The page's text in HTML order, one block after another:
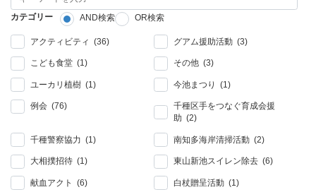
カテゴリー AND検索 OR検索
アクティビティ (36) グアム援助活動 (3)
こども食堂 (1) その他 (3)
ユーカリ植樹 (1) 今池まつり (1)
例会 (76)
千種区手をつなぐ育成会援
助 (2)
千種警察協力 (1) 南知多海岸清掃活動 (2)
大相撲招待 (1) 東山新池スイレン除去 (6)
献血アクト (6) 白杖贈呈活動 (1)